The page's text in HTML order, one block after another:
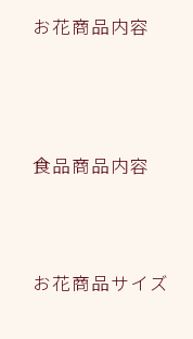
お花商品内容
食品商品内容
お花商品サイズ